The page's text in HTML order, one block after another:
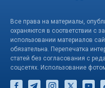
Все права на материалы,
охраняются в соответствии с
использовании материалов
обязательна. Перепечатка
статей без согласования с
соцсетях. Использование